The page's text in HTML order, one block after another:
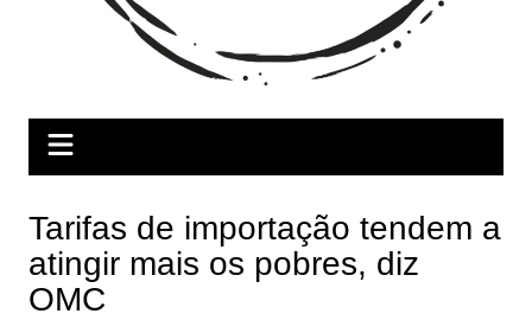
Tarifas de importação tendem a
atingir mais os pobres, diz
OMC